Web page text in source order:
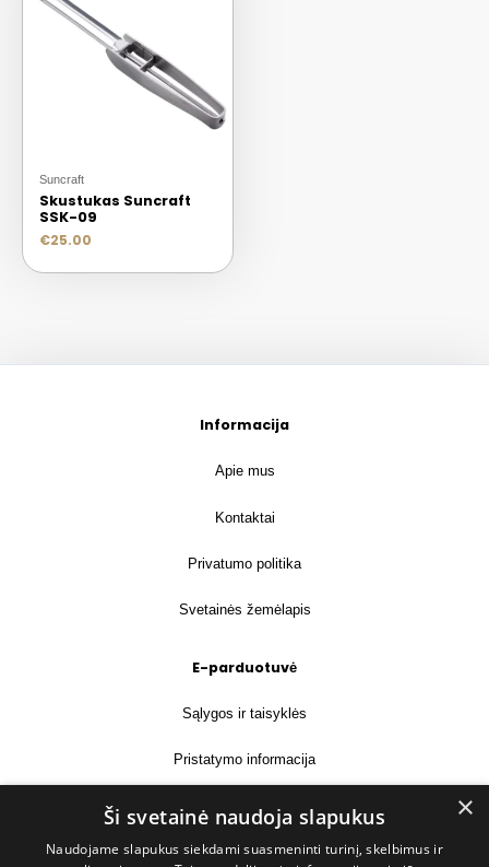
Suncraft
Skustukas Suncraft
SSK-09
€25.00
Informacija
Apie mus
Kontaktai
Privatumo politika
Svetainės žemėlapis
E-parduotuvė
Sąlygos ir taisyklės
Pristatymo informacija
Prekių grąžinimas
Kontaktai
×
Ši svetainė naudoja slapukus
Naudojame slapukus siekdami suasmeninti turinį, skelbimus ir